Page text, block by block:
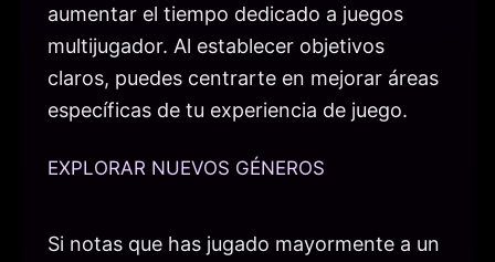
aumentar el tiempo dedicado a juegos
multijugador. Al establecer objetivos
claros, puedes centrarte en mejorar áreas
específicas de tu experiencia de juego.
EXPLORAR NUEVOS GÉNEROS
Si notas que has jugado mayormente a un